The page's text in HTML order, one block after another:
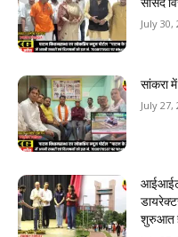
सांसद
July 30,
सांकरा
July 27,
शुरुआत